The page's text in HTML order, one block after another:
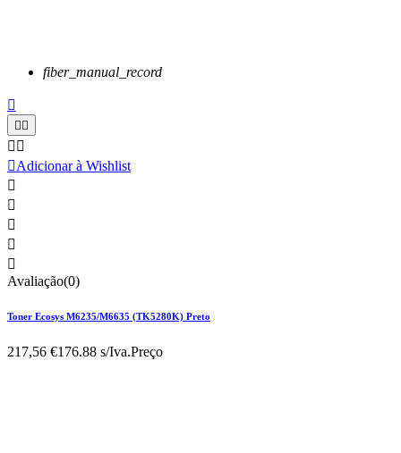
fiber_manual_record


 
Adicionar à Wishlist





Avaliação(0)
Toner Ecosys M6235/M6635 (TK5280K) Preto
217,56 €176.88 s/Iva.Preço